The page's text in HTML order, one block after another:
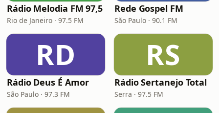
Rádio Melodia FM 97,5
Rio de Janeiro · 97.5 FM
Rede Gospel FM
São Paulo · 90.1 FM
RD
Rádio Deus É Amor
São Paulo · 97.3 FM
RS
Rádio Sertanejo Total
Serra · 97.5 FM